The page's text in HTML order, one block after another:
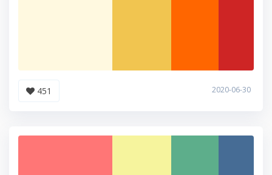
451 2020-06-30